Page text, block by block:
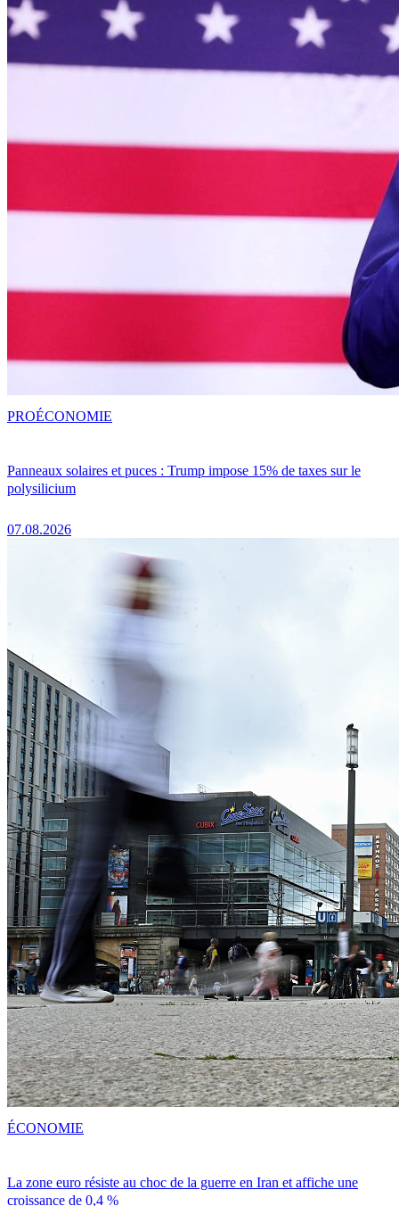
Panneaux solaires et puces : Trump impose 15% de taxes sur le
polysilicium
07.08.2026
PROÉCONOMIE
La zone euro résiste au choc de la guerre en Iran et affiche une
croissance de 0,4 %
ÉCONOMIE